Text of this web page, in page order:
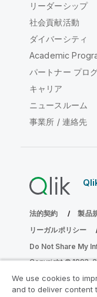
リーダーシップ
社会貢献活動
ダイバーシティ
Academic
パートナー プロ
キャリア
ニュースルーム
事業所 / 連絡先
法的契約 製品
リーガルポリシー
Do Not Share My
Copyright © 1993-
We use cookies to
and to deliver content